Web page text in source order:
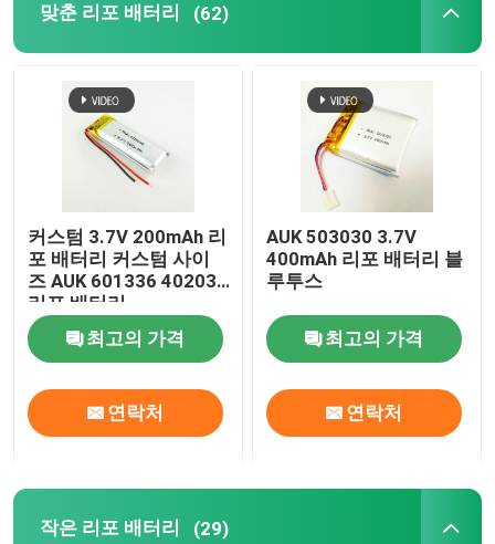
배터리 종합 관리시스템
맞춘 리포 배터리 (62)
커스텀 3.7V 200mAh 리
포 배터리 커스텀 사이
즈 AUK 601336 402030
리포 배터리
최고의 가격
연락처
AUK 503030 3.7V
400mAh 리포 배터리 블
루투스
최고의 가격
연락처
작은 리포 배터리 (29)